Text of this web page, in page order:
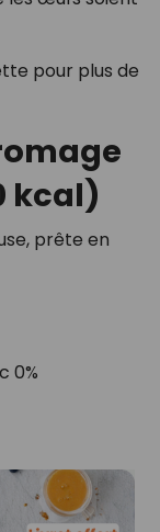
pour plus de
kcal)
prête en
0%